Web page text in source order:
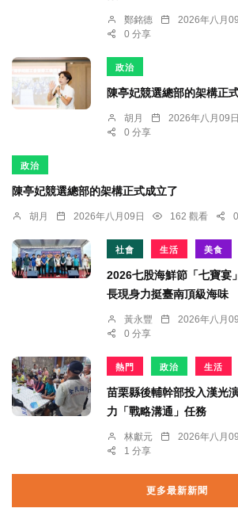
鄭銘德 2026年八月
0 分享
政治
陳亭妃競選總部的架構正
胡月 2026年八月09日
0 分享
政治
陳亭妃競選總部的架構正式成立了
胡月 2026年八月09日 162 觀看
社會 生活 美食
2026七股海鮮節「七寶宴
長現身力挺臺南頂級海味
黃永豐 2026年八月
0 分享
熱門 政治 生活
苗栗縣後輔幹部投入漢光
力「戰略溝通」任務
林獻元 2026年八月
1 分享
更多最新新聞